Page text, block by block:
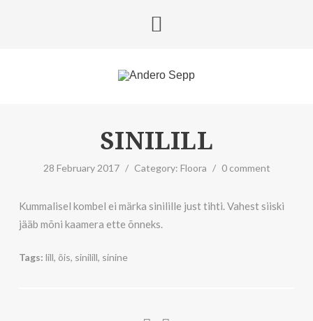
SINILILL
28 February 2017 / Category: Floora / 0 comment
Kummalisel kombel ei märka sinilille just tihti. Vahest siiski
jääb mõni kaamera ette õnneks.
Tags: lill, õis, sinilill, sinine